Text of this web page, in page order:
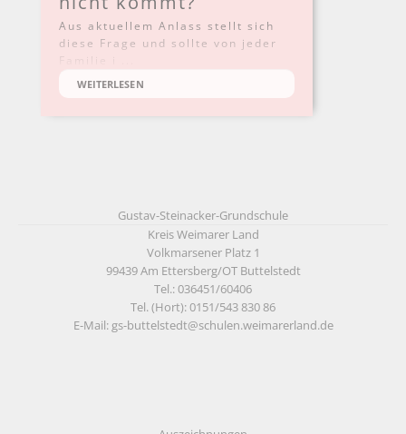
Aus aktuellem Anlass stellt sich
diese Frage und sollte von jeder
Familie i ...
WEITERLESEN
Gustav-Steinacker-Grundschule
Kreis Weimarer Land
Volkmarsener Platz 1
99439 Am Ettersberg/OT Buttelstedt
Tel.: 036451/60406
Tel. (Hort): 0151/543 830 86
E-Mail: gs-buttelstedt@schulen.weimarerland.de